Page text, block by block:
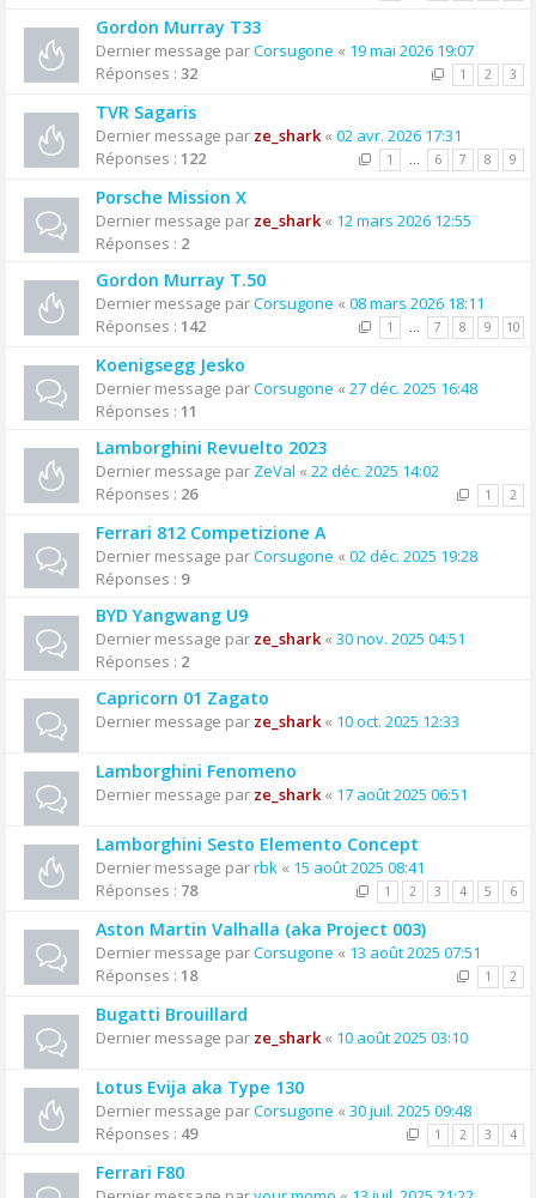
Gordon Murray T33
Dernier message parCorsugone « 19 mai 2026 19:07
Réponses : 32 1 2 3
TVR Sagaris
Dernier message par ze_shark« 02 avr. 2026 17:31
Réponses : 122 1 … 6 7 8 9
Porsche Mission X
Dernier message par ze_shark« 12 mars 2026 12:55
Réponses : 2
Gordon Murray T.50
Dernier message parCorsugone « 08 mars 2026 18:11
Réponses : 142 1 … 7 8 9 10
Koenigsegg Jesko
Dernier message parCorsugone « 27 déc. 2025 16:48
Réponses : 11
Lamborghini Revuelto 2023
Dernier message par ZeVal « 22 déc. 2025 14:02
Réponses : 26 1 2
Ferrari 812 Competizione A
Dernier message parCorsugone « 02 déc. 2025 19:28
Réponses : 9
BYD Yangwang U9
Dernier message par ze_shark« 30 nov. 2025 04:51
Réponses : 2
Capricorn 01 Zagato
Dernier message par ze_shark« 10 oct. 2025 12:33
Lamborghini Fenomeno
Dernier message par ze_shark« 17 août 2025 06:51
Lamborghini Sesto Elemento Concept
Dernier message parrbk « 15 août 2025 08:41
Réponses : 78 1 2 3 4 5 6
Aston Martin Valhalla (aka Project 003)
Dernier message parCorsugone « 13 août 2025 07:51
Réponses : 18 1 2
Bugatti Brouillard
Dernier message par ze_shark« 10 août 2025 03:10
Lotus Evija aka Type 130
Dernier message parCorsugone « 30 juil. 2025 09:48
Réponses : 49 1 2 3 4
Ferrari F80